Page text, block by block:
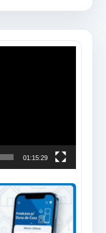
01:15:29